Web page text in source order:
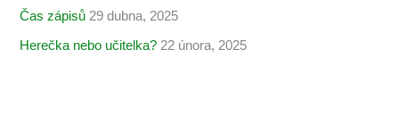
Čas zápisů 29 dubna, 2025
Herečka nebo učitelka? 22 února, 2025